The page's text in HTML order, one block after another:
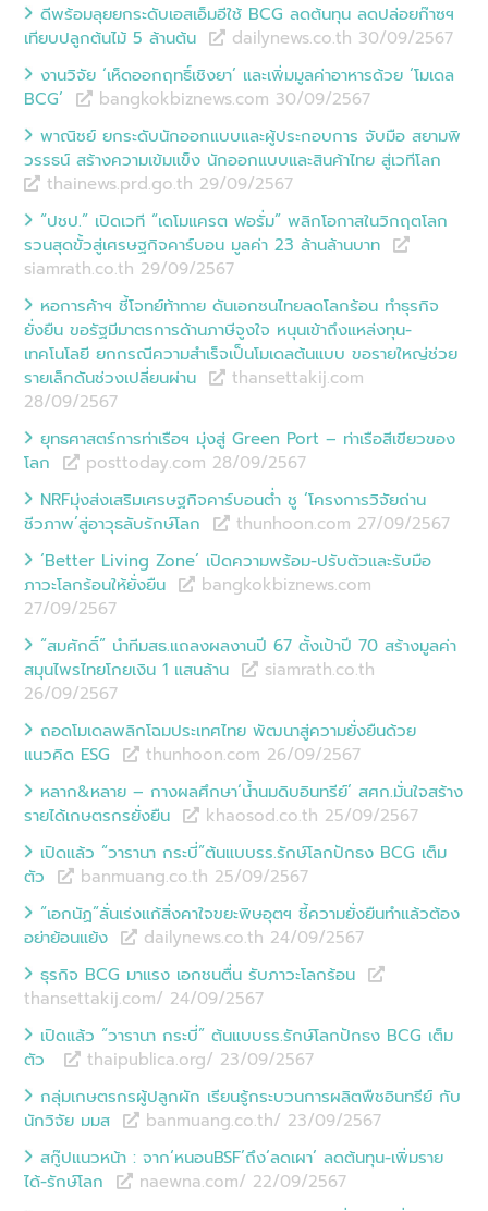
ดีพร้อมลุยยกระดับเอสเอ็มอีใช้ BCG ลดต้นทุน ลดปล่อยก๊าซฯ
เทียบปลูกต้นไม้ 5 ล้านต้น
dailynews.co.th 30/09/2567
งานวิจัย ‘เห็ดออกฤทธิ์เชิงยา’ และเพิ่มมูลค่าอาหารด้วย ‘โมเดล
BCG’
bangkokbiznews.com 30/09/2567
พาณิชย์ ยกระดับนักออกแบบและผู้ประกอบการ จับมือ สยามพิ
วรรธน์ สร้างความเข้มแข็ง นักออกแบบและสินค้าไทย สู่เวทีโลก
thainews.prd.go.th 29/09/2567
“ปชป.” เปิดเวที “เดโมแครต ฟอรั่ม” พลิกโอกาสในวิกฤตโลก
รวนสุดขั้วสู่เศรษฐกิจคาร์บอน มูลค่า 23 ล้านล้านบาท
siamrath.co.th 29/09/2567
หอการค้าฯ ชี้โจทย์ท้าทาย ดันเอกชนไทยลดโลกร้อน ทำธุรกิจ
ยั่งยืน ขอรัฐมีมาตรการด้านภาษีจูงใจ หนุนเข้าถึงแหล่งทุน-
เทคโนโลยี ยกกรณีความสำเร็จเป็นโมเดลต้นแบบ ขอรายใหญ่ช่วย
รายเล็กดันช่วงเปลี่ยนผ่าน
thansettakij.com
28/09/2567
ยุทธศาสตร์การท่าเรือฯ มุ่งสู่ Green Port – ท่าเรือสีเขียวของ
โลก
posttoday.com 28/09/2567
NRFมุ่งส่งเสริมเศรษฐกิจคาร์บอนต่ำ ชู ‘โครงการวิจัยถ่าน
ชีวภาพ’สู่อาวุธลับรักษ์โลก
thunhoon.com 27/09/2567
‘Better Living Zone’ เปิดความพร้อม-ปรับตัวและรับมือ
ภาวะโลกร้อนให้ยั่งยืน
bangkokbiznews.com
27/09/2567
“สมศักดิ์” นำทีมสธ.แถลงผลงานปี 67 ตั้งเป้าปี 70 สร้างมูลค่า
สมุนไพรไทยโกยเงิน 1 แสนล้าน
siamrath.co.th
26/09/2567
ถอดโมเดลพลิกโฉมประเทศไทย พัฒนาสู่ความยั่งยืนด้วย
แนวคิด ESG
thunhoon.com 26/09/2567
หลาก&หลาย – กางผลศึกษา‘น้ำนมดิบอินทรีย์’ สศก.มั่นใจสร้าง
รายได้เกษตรกรยั่งยืน
khaosod.co.th 25/09/2567
เปิดแล้ว “วารานา กระบี่”ต้นแบบรร.รักษ์โลกปักธง BCG เต็ม
ตัว
banmuang.co.th 25/09/2567
“เอกนัฏ”ลั่นเร่งแก้สิ่งคาใจขยะพิษอุตฯ ชี้ความยั่งยืนทำแล้วต้อง
อย่าย้อนแย้ง
dailynews.co.th 24/09/2567
ธุรกิจ BCG มาแรง เอกชนตื่น รับภาวะโลกร้อน
thansettakij.com/ 24/09/2567
เปิดแล้ว “วารานา กระบี่” ต้นแบบรร.รักษ์โลกปักธง BCG เต็ม
ตัว
thaipublica.org/ 23/09/2567
กลุ่มเกษตรกรผู้ปลูกผัก เรียนรู้กระบวนการผลิตพืชอินทรีย์ กับ
นักวิจัย มมส
banmuang.co.th/ 23/09/2567
สกู๊ปแนวหน้า : จาก‘หนอนBSF’ถึง‘ลดเผา’ ลดต้นทุน-เพิ่มราย
ได้-รักษ์โลก
naewna.com/ 22/09/2567